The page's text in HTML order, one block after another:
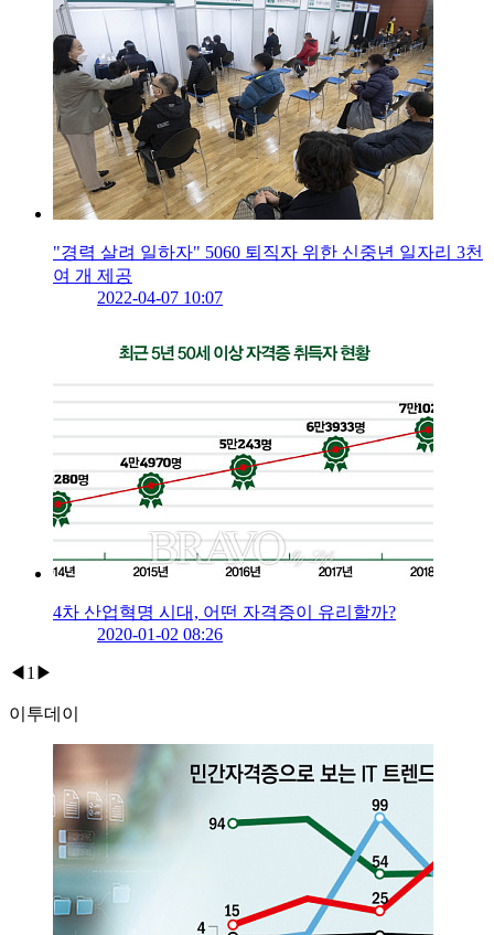
"경력 살려 일하자" 5060 퇴직자 위한 신중년 일자리 3천
여 개 제공
2022-04-07 10:07
4차 산업혁명 시대, 어떤 자격증이 유리할까?
2020-01-02 08:26
◀ 1 ▶
이투데이